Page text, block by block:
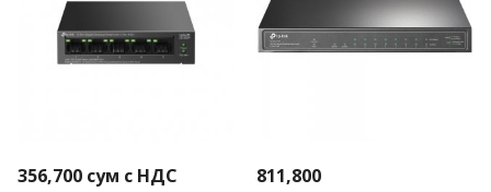
356,700 сум с НДС 811,800